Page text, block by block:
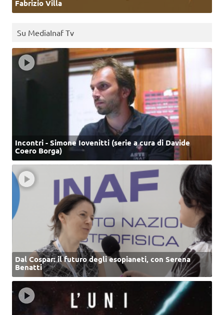
Fabrizio Villa
Su MediaInaf Tv
Incontri - Simone Iovenitti (serie a cura di Davide
Coero Borga)
Dal Cospar: il futuro degli esopianeti, con Serena
Benatti